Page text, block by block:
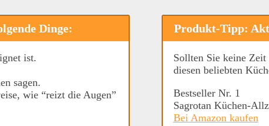
Dinge:
ist.
sagen.
wie “reizt die Augen”
Produkt-Tipp:
Sollten Sie keine Zeit
diesen beliebten
Bestseller Nr. 1
Sagrotan Küchen-
Bei Amazon kaufen